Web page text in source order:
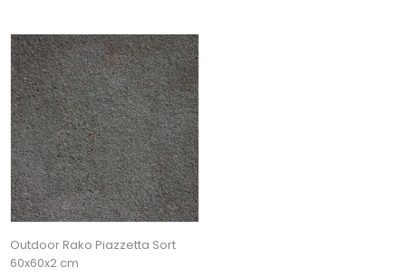
Outdoor Rako Piazzetta Sort
60x60x2 cm